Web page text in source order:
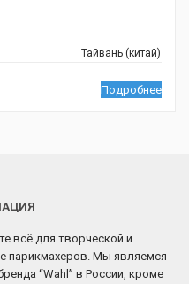
Тайвань (китай)
Подробнее
всё для творческой и
парикмахеров. Мы являемся
“Wahl” в России, кроме